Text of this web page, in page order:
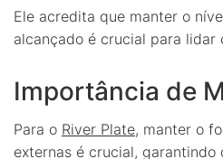
Ele acredita que manter o
alcançado é crucial para lidar
Importância de
Para o River Plate, manter o
externas é crucial, garantindo